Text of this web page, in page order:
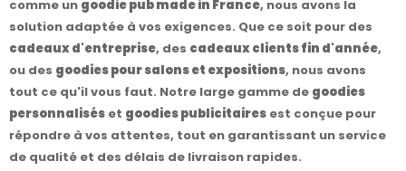
comme un goodie pub made in France, nous avons la
solution adaptée à vos exigences. Que ce soit pour des
cadeaux d'entreprise, des cadeaux clients fin d'année,
ou des goodies pour salons et expositions, nous avons
tout ce qu'il vous faut. Notre large gamme de goodies
personnalisés et goodies publicitaires est conçue pour
répondre à vos attentes, tout en garantissant un service
de qualité et des délais de livraison rapides.